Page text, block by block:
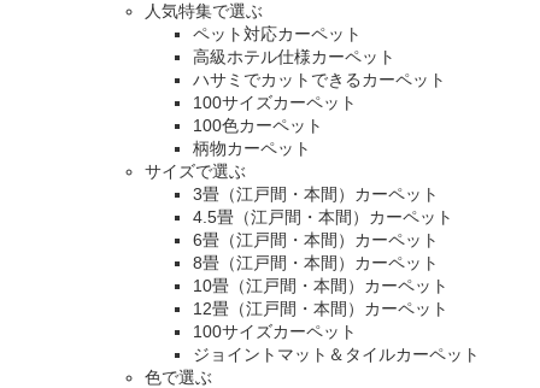
人気特集で選ぶ
ペット対応カーペット
高級ホテル仕様カーペット
ハサミでカットできるカーペット
100サイズカーペット
100色カーペット
柄物カーペット
サイズで選ぶ
3畳（江戸間・本間）カーペット
4.5畳（江戸間・本間）カーペット
6畳（江戸間・本間）カーペット
8畳（江戸間・本間）カーペット
10畳（江戸間・本間）カーペット
12畳（江戸間・本間）カーペット
100サイズカーペット
ジョイントマット＆タイルカーペット
色で選ぶ